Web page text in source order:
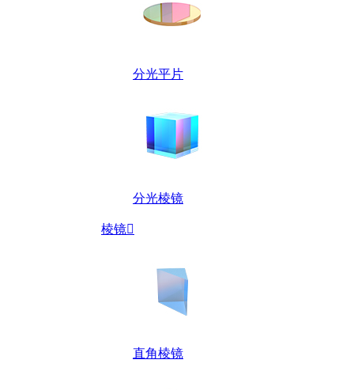
分光平片
分光棱镜
棱镜
直角棱镜